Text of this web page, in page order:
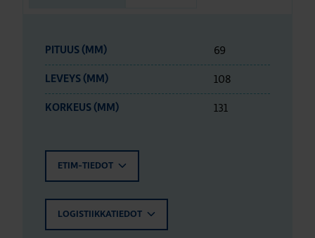
PITUUS (MM) 69
LEVEYS (MM) 108
KORKEUS (MM) 131
ETIM-TIEDOT
LOGISTIIKKATIEDOT